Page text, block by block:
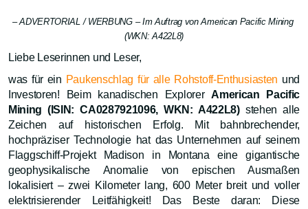
– ADVERTORIAL / WERBUNG – Im Auftrag von American Pacific Mining
(WKN: A422L8)
Liebe Leserinnen und Leser,
was für ein Paukenschlag für alle Rohstoff-Enthusiasten und
Investoren! Beim kanadischen ExplorerAmerican Pacific
Mining (ISIN: CA0287921096, WKN: A422L8)stehen alle
Zeichen auf historischen Erfolg. Mit bahnbrechender,
hochpräziser Technologie hat das Unternehmen auf seinem
Flaggschiff-Projekt Madison in Montana eine gigantische
geophysikalische Anomalie von epischen Ausmaßen
lokalisiert – zwei Kilometer lang, 600 Meter breit und voller
elektrisierender Leitfähigkeit! Das Beste daran: Diese